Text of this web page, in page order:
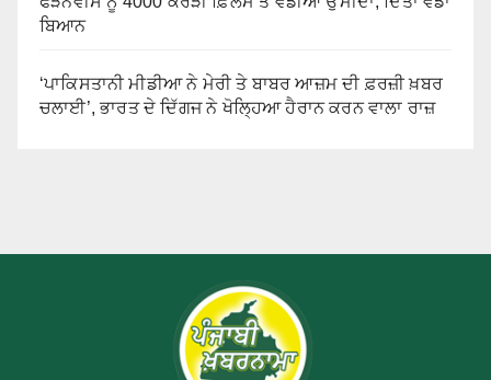
ਬਿਆਨ
‘ਪਾਕਿਸਤਾਨੀ ਮੀਡੀਆ ਨੇ ਮੇਰੀ ਤੇ ਬਾਬਰ ਆਜ਼ਮ ਦੀ ਫ਼ਰਜ਼ੀ ਖ਼ਬਰ
ਚਲਾਈ’, ਭਾਰਤ ਦੇ ਦਿੱਗਜ ਨੇ ਖੋਲ੍ਹਿਆ ਹੈਰਾਨ ਕਰਨ ਵਾਲਾ ਰਾਜ਼